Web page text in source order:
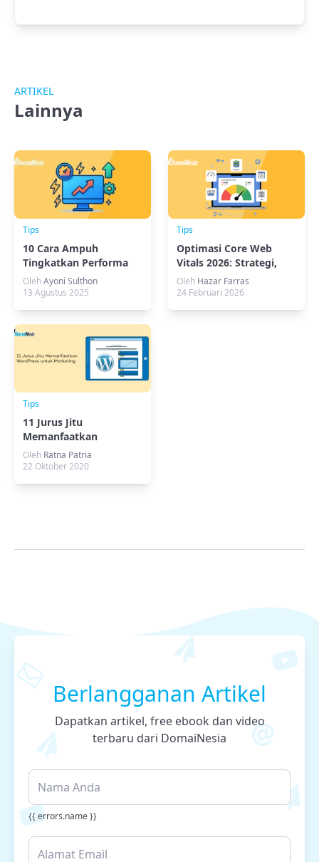
ARTIKEL
Lainnya
Tips
10 Cara Ampuh
Tingkatkan Performa
Monitor Harian
OlehAyoni Sulthon
13 Agustus 2025
Tips
Optimasi Core Web
Vitals 2026: Strategi,
Tools & Implementasi
Praktis
Oleh Hazar Farras
24 Februari 2026
Tips
11 Jurus Jitu
Memanfaatkan
WordPress untuk
Marketing
Oleh Ratna Patria
22 Oktober 2020
Berlangganan Artikel
Dapatkan artikel, free ebook dan video
terbaru dari DomaiNesia
{{ errors.name }}